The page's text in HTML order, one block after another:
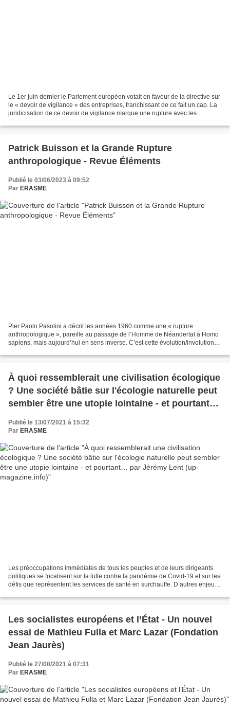
Le 1er juin dernier le Parlement européen votait en faveur de la directive sur
le « devoir de vigilance » des entreprises, franchissant de ce fait un cap. La
juridicisation de ce devoir de vigilance marque une rupture avec les
Patrick Buisson et la Grande Rupture
anthropologique - Revue Éléments
Publié le 03/06/2023 à 09:52
Par ERASME
Pier Paolo Pasolini a décrit les années 1960 comme une « rupture
anthropologique », pareille au passage de l’Homme de Néandertal à Homo
sapiens, mais aujourd’hui en sens inverse. C’est cette évolution/involution
À quoi ressemblerait une civilisation écologique
? Une société bâtie sur l'écologie naturelle peut
sembler être une utopie lointaine - et pourtant…
Publié le 13/07/2021 à 15:32
Par ERASME
Les préoccupations immédiates de tous les peuples et de leurs dirigeants
politiques se focalisent sur la lutte contre la pandémie de Covid-19 et sur les
défis que représentent les services de santé en surchauffe. D’autres enjeux
Les socialistes européens et l’État - Un nouvel
essai de Mathieu Fulla et Marc Lazar (Fondation
Jean Jaurès)
Publié le 27/08/2021 à 07:31
Par ERASME